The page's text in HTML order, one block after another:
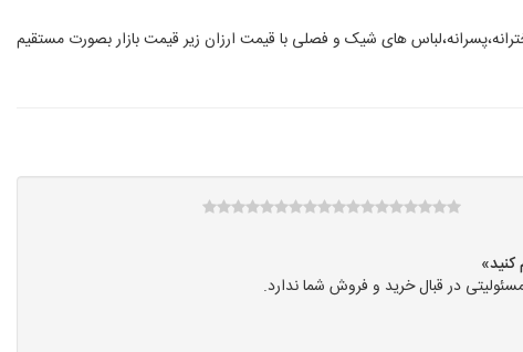
های شیک و فصلی با قیمت ارزان زیر قیمت بازار بصورت مستقیم
در قبال خرید و فروش شما ندارد.